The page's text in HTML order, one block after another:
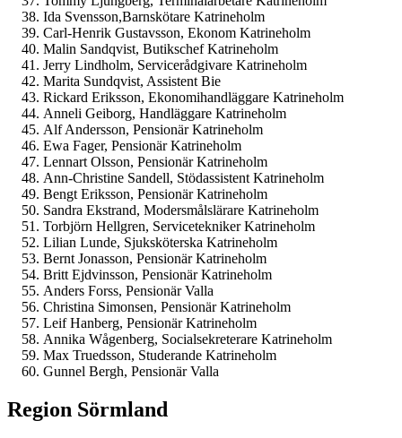
Ida Svensson,Barnskötare Katrineholm
Carl-Henrik Gustavsson, Ekonom Katrineholm
Malin Sandqvist, Butikschef Katrineholm
Jerry Lindholm, Servicerådgivare Katrineholm
Marita Sundqvist, Assistent Bie
Rickard Eriksson, Ekonomihandläggare Katrineholm
Anneli Geiborg, Handläggare Katrineholm
Alf Andersson, Pensionär Katrineholm
Ewa Fager, Pensionär Katrineholm
Lennart Olsson, Pensionär Katrineholm
Ann-Christine Sandell, Stödassistent Katrineholm
Bengt Eriksson, Pensionär Katrineholm
Sandra Ekstrand, Modersmålslärare Katrineholm
Torbjörn Hellgren, Servicetekniker Katrineholm
Lilian Lunde, Sjuksköterska Katrineholm
Bernt Jonasson, Pensionär Katrineholm
Britt Ejdvinsson, Pensionär Katrineholm
Anders Forss, Pensionär Valla
Christina Simonsen, Pensionär Katrineholm
Leif Hanberg, Pensionär Katrineholm
Annika Wågenberg, Socialsekreterare Katrineholm
Max Truedsson, Studerande Katrineholm
Gunnel Bergh, Pensionär Valla
Region Sörmland